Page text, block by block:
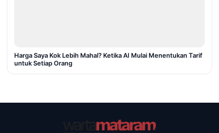
Harga Saya Kok Lebih Mahal? Ketika AI Mulai Menentukan Tarif
untuk Setiap Orang